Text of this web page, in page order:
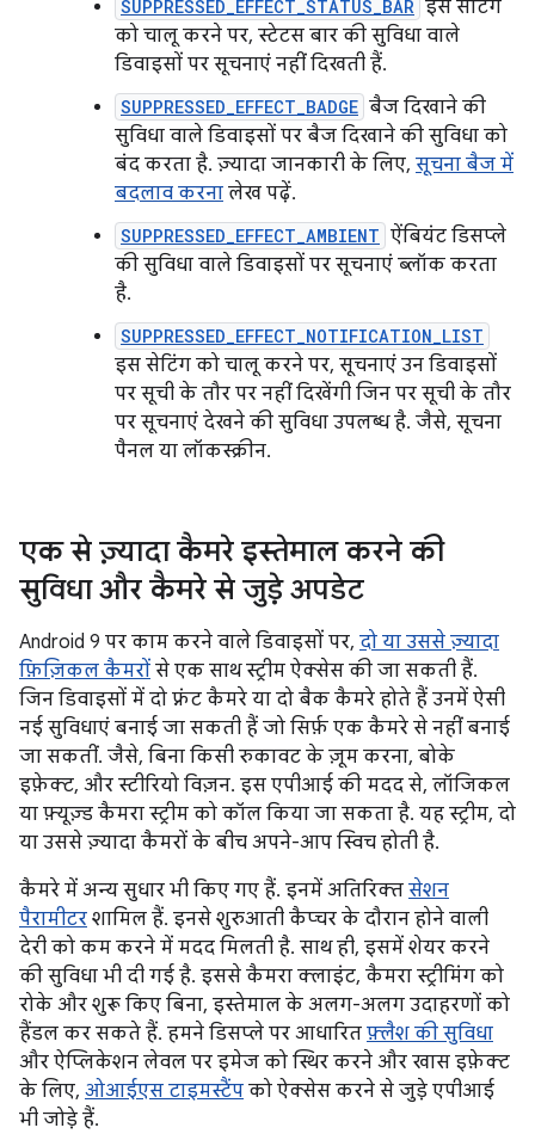
SUPPRESSED_EFFECT_STATUS_BAR इस सेटिंग
को चालू करने पर, स्टेटस बार की सुविधा वाले
डिवाइसों पर सूचनाएं नहीं दिखती हैं.
SUPPRESSED_EFFECT_BADGE बैज दिखाने की
सुविधा वाले डिवाइसों पर बैज दिखाने की सुविधा को
बंद करता है. ज़्यादा जानकारी के लिए, सूचना बैज में
बदलाव करना लेख पढ़ें.
SUPPRESSED_EFFECT_AMBIENT ऐंबियंट डिसप्ले
की सुविधा वाले डिवाइसों पर सूचनाएं ब्लॉक करता
है.
SUPPRESSED_EFFECT_NOTIFICATION_LIST
इस सेटिंग को चालू करने पर, सूचनाएं उन डिवाइसों
पर सूची के तौर पर नहीं दिखेंगी जिन पर सूची के तौर
पर सूचनाएं देखने की सुविधा उपलब्ध है. जैसे, सूचना
पैनल या लॉकस्क्रीन.
एक से ज़्यादा कैमरे इस्तेमाल करने की
सुविधा और कैमरे से जुड़े अपडेट
Android 9 पर काम करने वाले डिवाइसों पर, दो या उससे ज़्यादा
फ़िज़िकल कैमरों से एक साथ स्ट्रीम ऐक्सेस की जा सकती हैं.
जिन डिवाइसों में दो फ़्रंट कैमरे या दो बैक कैमरे होते हैं उनमें ऐसी
नई सुविधाएं बनाई जा सकती हैं जो सिर्फ़ एक कैमरे से नहीं बनाई
जा सकतीं. जैसे, बिना किसी रुकावट के ज़ूम करना, बोके
इफ़ेक्ट, और स्टीरियो विज़न. इस एपीआई की मदद से, लॉजिकल
या फ़्यूज़्ड कैमरा स्ट्रीम को कॉल किया जा सकता है. यह स्ट्रीम, दो
या उससे ज़्यादा कैमरों के बीच अपने-आप स्विच होती है.
कैमरे में अन्य सुधार भी किए गए हैं. इनमें अतिरिक्त सेशन
पैरामीटर शामिल हैं. इनसे शुरुआती कैप्चर के दौरान होने वाली
देरी को कम करने में मदद मिलती है. साथ ही, इसमें शेयर करने
की सुविधा भी दी गई है. इससे कैमरा क्लाइंट, कैमरा स्ट्रीमिंग को
रोके और शुरू किए बिना, इस्तेमाल के अलग-अलग उदाहरणों को
हैंडल कर सकते हैं. हमने डिसप्ले पर आधारित फ़्लैश की सुविधा
और ऐप्लिकेशन लेवल पर इमेज को स्थिर करने और खास इफ़ेक्ट
के लिए, ओआईएस टाइमस्टैंप को ऐक्सेस करने से जुड़े एपीआई
भी जोड़े हैं.